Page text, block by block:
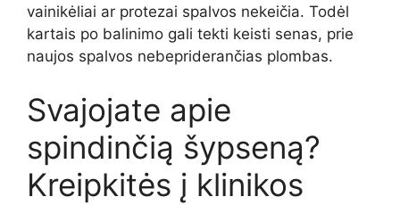
vainikėliai ar protezai spalvos nekeičia. Todėl
kartais po balinimo gali tekti keisti senas, prie
naujos spalvos nebepriderančias plombas.
Svajojate apie
spindinčią šypseną?
Kreipkitės į klinikos